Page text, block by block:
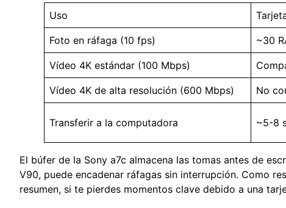
Uso
Foto en ráfaga (10 fps) ~30
Vídeo 4K estándar (100 Mbps)
Vídeo 4K de alta resolución (600 Mbps) No
Transferir a la computadora ~5-8
El búfer de la Sony a7c almacena las tomas antes de
V90, puede encadenar ráfagas sin interrupción. Como
resumen, si te pierdes momentos clave debido a una